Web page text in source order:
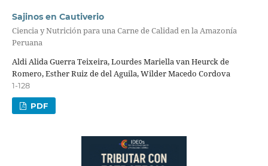
Sajinos en Cautiverio
Ciencia y Nutrición para una Carne de Calidad en la Amazonía
Peruana
Aldi Alida Guerra Teixeira, Lourdes Mariella van Heurck de
Romero, Esther Ruiz de del Aguila, Wilder Macedo Cordova
1-128
PDF